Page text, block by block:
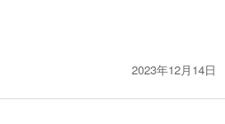
2023年12月14日